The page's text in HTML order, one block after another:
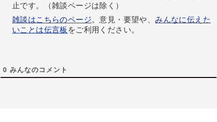
止です。（雑談ページは除く）
雑談はこちらのページ。意見・要望や、みんなに伝えた
いことは伝言板 をご利用ください。
0 みんなのコメント